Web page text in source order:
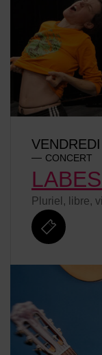
CONCERT
Pluriel, libre,
billetterie